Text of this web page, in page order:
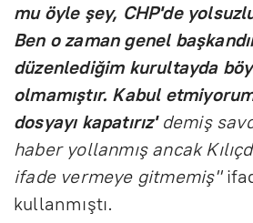
mu öyle şey, CHP'de
Ben o zaman genel
düzenlediğim kurultayda
olmamıştır. Kabul
dosyayı kapatırız'demiş
haber yollanmış ancak
ifade vermeye gitmemiş"
kullanmıştı.